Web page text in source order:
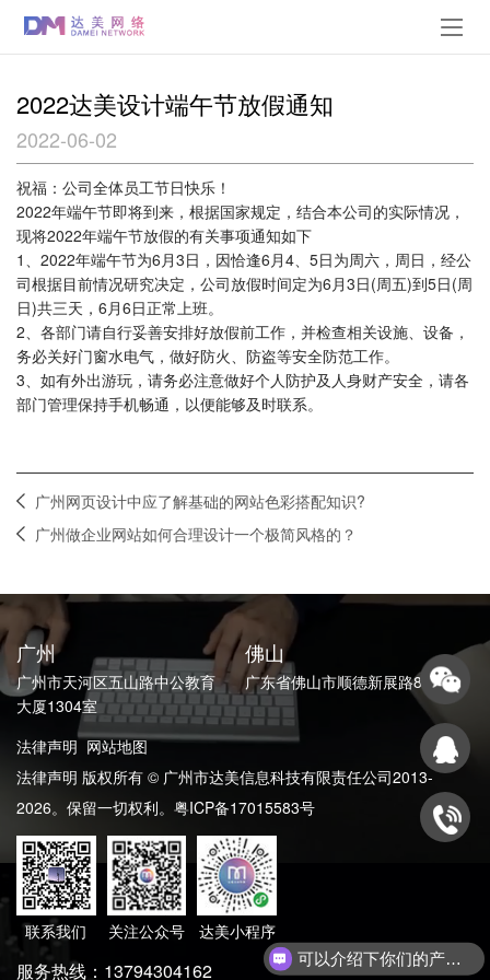
2022达美设计端午节放假通知
2022-06-02
祝福：公司全体员工节日快乐！
2022年端午节即将到来，根据国家规定，结合本公司的实际情况，
现将2022年端午节放假的有关事项通知如下
1、2022年端午节为6月3日，因恰逢6月4、5日为周六，周日，经公
司根据目前情况研究决定，公司放假时间定为6月3日(周五)到5日(周
日)共三天，6月6日正常上班。
2、各部门请自行妥善安排好放假前工作，并检查相关设施、设备，
务必关好门窗水电气，做好防火、防盗等安全防范工作。
3、如有外出游玩，请务必注意做好个人防护及人身财产安全，请各
部门管理保持手机畅通，以便能够及时联系。
广州网页设计中应了解基础的网站色彩搭配知识?
广州做企业网站如何合理设计一个极简风格的？
广州
广州市天河区五山路中公教育
大厦1304室
佛山
广东省佛山市顺德新展路82号
法律声明 网站地图
法律声明 版权所有 © 广州市达美信息科技有限责任公司2013-
2026。保留一切权利。 粤ICP备17015583号
联系我们 关注公众号 达美小程序
服务热线：13794304162 可以介绍下你们的产品么？